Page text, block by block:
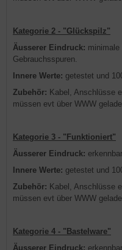
Kategorie 2 - "Glückspilz"
Äusserer Eindruck: minimale
Gebrauchsspuren.
Innere Werte: getestet und
Zubehör: Kabel, Anschlüsse
müssen evt über WWW
Kategorie 3 - "Funktioniert"
Äusserer Eindruck:
Innere Werte: getestet und
Zubehör: Kabel, Anschlüsse
müssen evt über WWW
Kategorie 4 - "Bastelware"
Äusserer Eindruck: